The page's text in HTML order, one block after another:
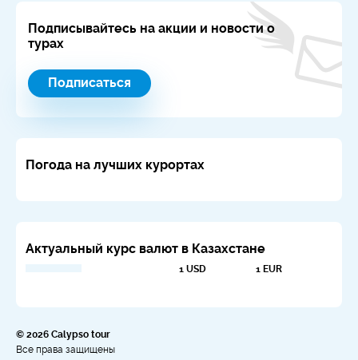
Подписывайтесь на акции и новости о
турах
Подписаться
Погода на лучших курортах
Актуальный курс валют в Казахстане
1 USD 1 EUR
© 2026 Calypso tour
Все права защищены